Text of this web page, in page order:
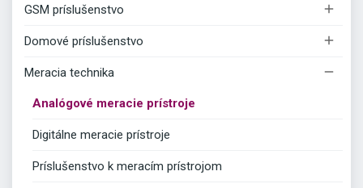
GSM príslušenstvo 
Domové príslušenstvo 
Meracia technika 
Analógové meracie prístroje
Digitálne meracie prístroje
Príslušenstvo k meracím prístrojom